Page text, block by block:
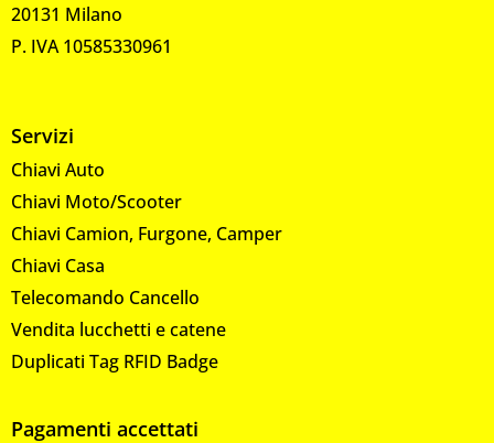
20131 Milano
P. IVA 10585330961
Servizi
Chiavi Auto
Chiavi Moto/Scooter
Chiavi Camion, Furgone, Camper
Chiavi Casa
Telecomando Cancello
Vendita lucchetti e catene
Duplicati Tag RFID Badge
Pagamenti accettati